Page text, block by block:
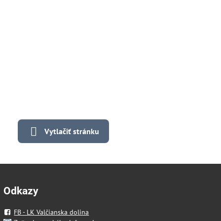
Vytlačiť stránku
Odkazy
FB - LK Valčianska dolina